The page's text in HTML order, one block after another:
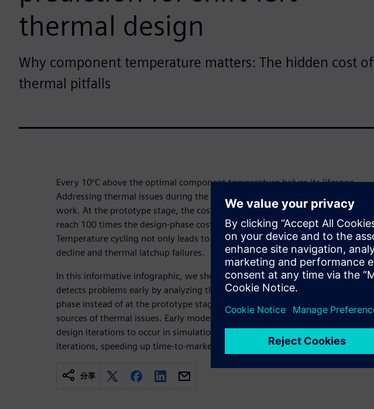
thermal design
Why component temperature matters: The hidden cost of
thermal pitfalls
Every 10°C above the optimal component temperature halves its lifespan.
Addressing thermal issues during the design phase saves days of engineering
work. At the prototype stage, the cost increases tenfold. In production, it can
reach 100 times the design-phase cost, plus warranty replacements.
Temperature cycling not only leads to solder joint fatigue, but performance
decline and thermal latchup failures.
In this informative infographic, we show you how shift-left thermal design
detects problems early by analyzing thermal performance during the design
phase instead of at the prototype stage, ensuring you identify and eliminate
sources of thermal issues. Early modeling and precise power estimates allow
design iterations to occur in simulation rather than through hardware
iterations, speeding up time-to-market and preventing costly field failures.
分享